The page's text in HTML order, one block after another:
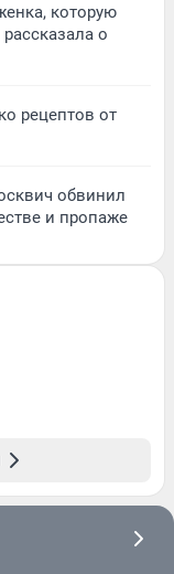
которую
о
рецептов от
обвинил
и пропаже